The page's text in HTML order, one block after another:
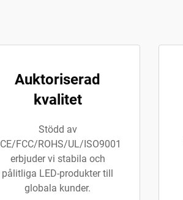
Auktoriserad
kvalitet
Stödd av
CE/FCC/ROHS/UL/ISO9001
erbjuder vi stabila och
pålitliga LED-produkter till
globala kunder.